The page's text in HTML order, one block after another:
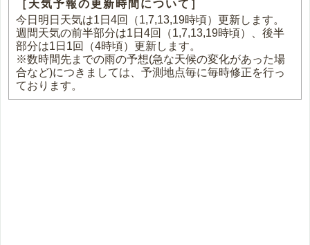
［天気予報の更新時間について］
今日明日天気は1日4回（1,7,13,19時頃）更新します。
週間天気の前半部分は1日4回（1,7,13,19時頃）、後半
部分は1日1回（4時頃）更新します。
※数時間先までの雨の予想(急な天候の変化があった場
合など)につきましては、予測地点毎に毎時修正を行っ
ております。